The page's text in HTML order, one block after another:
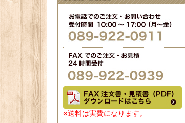
※送料は実費になります。